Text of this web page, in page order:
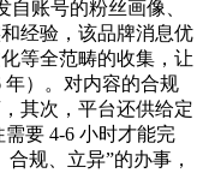
账号的粉丝画像、
经验，该品牌消息优
等全范畴的收集，让
年）。对内容的合规
其次，平台还供给定
要 4-6 小时才能完
规、立异”的办事，